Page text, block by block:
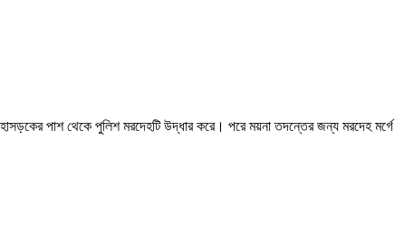
পাশ থেকে পুলিশ মরদেহটি উদ্ধার করে। পরে ময়না তদন্তের জন্য মরদেহ মর্গে